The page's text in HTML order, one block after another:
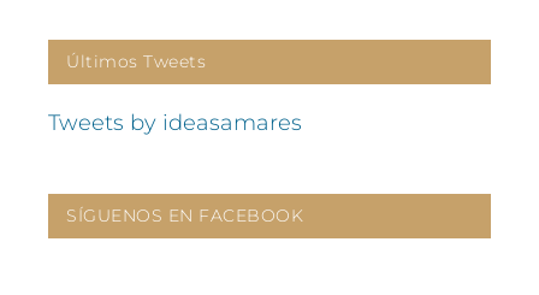
Últimos Tweets
Tweets by ideasamares
SÍGUENOS EN FACEBOOK